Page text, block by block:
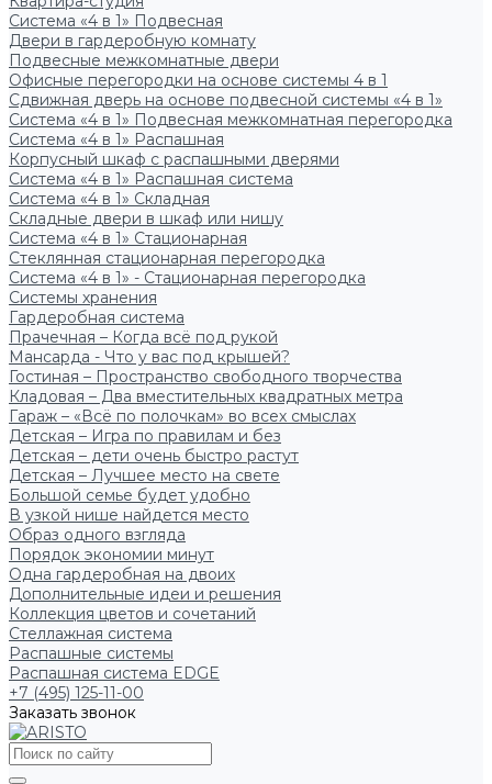
Система «4 в 1» Подвесная
Двери в гардеробную комнату
Подвесные межкомнатные двери
Офисные перегородки на основе системы 4 в 1
Сдвижная дверь на основе подвесной системы «4 в 1»
Система «4 в 1» Подвесная межкомнатная перегородка
Система «4 в 1» Распашная
Корпусный шкаф с распашными дверями
Система «4 в 1» Распашная система
Система «4 в 1» Складная
Складные двери в шкаф или нишу
Система «4 в 1» Стационарная
Стеклянная стационарная перегородка
Система «4 в 1» - Стационарная перегородка
Системы хранения
Гардеробная система
Прачечная – Когда всё под рукой
Мансарда - Что у вас под крышей?
Гостиная – Пространство свободного творчества
Кладовая – Два вместительных квадратных метра
Гараж – «Всё по полочкам» во всех смыслах
Детская – Игра по правилам и без
Детская – дети очень быстро растут
Детская – Лучшее место на свете
Большой семье будет удобно
В узкой нише найдется место
Образ одного взгляда
Порядок экономии минут
Одна гардеробная на двоих
Дополнительные идеи и решения
Коллекция цветов и сочетаний
Стеллажная система
Распашные системы
Распашная система EDGE
+7 (495) 125-11-00
Заказать звонок